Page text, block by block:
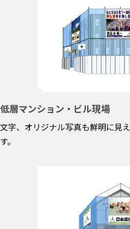
低層マンション・ビル現場
文字、オリジナル写真も鮮明に見
す。